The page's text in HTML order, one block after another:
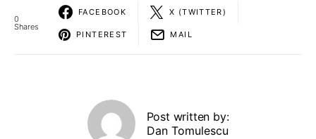
0
Shares
FACEBOOK X (TWITTER)
PINTEREST MAIL
Post written by:
Dan Tomulescu